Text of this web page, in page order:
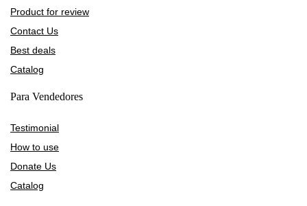
Product for review
Contact Us
Best deals
Catalog
Para Vendedores
Testimonial
How to use
Donate Us
Catalog